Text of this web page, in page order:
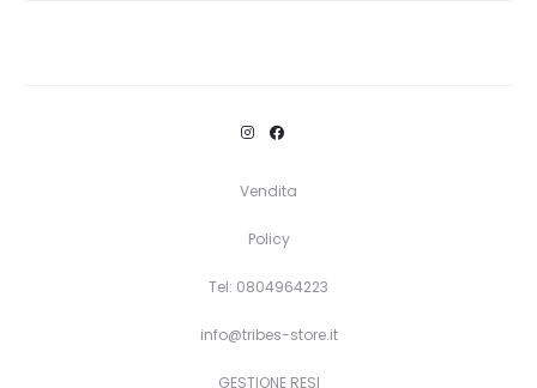
Vendita
Policy
Tel: 0804964223
info@tribes-store.it
GESTIONE RESI